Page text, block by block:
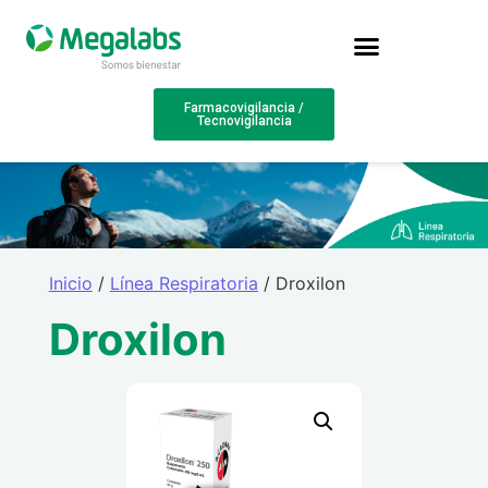
Farmacovigilancia /
Tecnovigilancia
Inicio / Línea Respiratoria / Droxilon
Droxilon